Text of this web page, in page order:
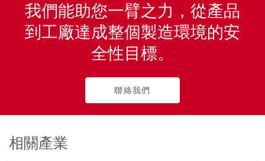
我們能助您一臂之力，從產品
到工廠達成整個製造環境的安
全性目標。
聯絡我們
相關產業